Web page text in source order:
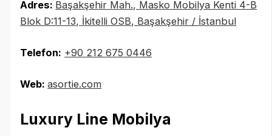
Adres: Başakşehir Mah., Masko Mobilya Kenti 4-B
Blok D:11-13, İkitelli OSB, Başakşehir / İstanbul
Telefon: +90 212 675 0446
Web:asortie.com
Luxury Line Mobilya